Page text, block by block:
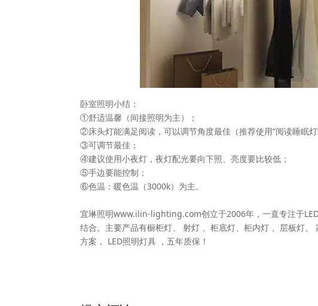
卧室照明小结：
①舒适温馨（间接照明为主）；
②床头灯能满足阅读，可以调节角度最佳（推荐使用“阅读睡眠灯
③可调节最佳；
④建议使用小夜灯，夜灯配光要向下照、亮度要比较低；
⑤手边要能控制；
⑥色温：暖色温（3000k）为主。
宜琳照明www.ilin-lighting.com创立于2006年，一直专注于
结合。主要产品有橱柜灯、 射灯 、柜底灯、柜内灯 、层板灯
方案， LED照明灯具 ，五年质保！